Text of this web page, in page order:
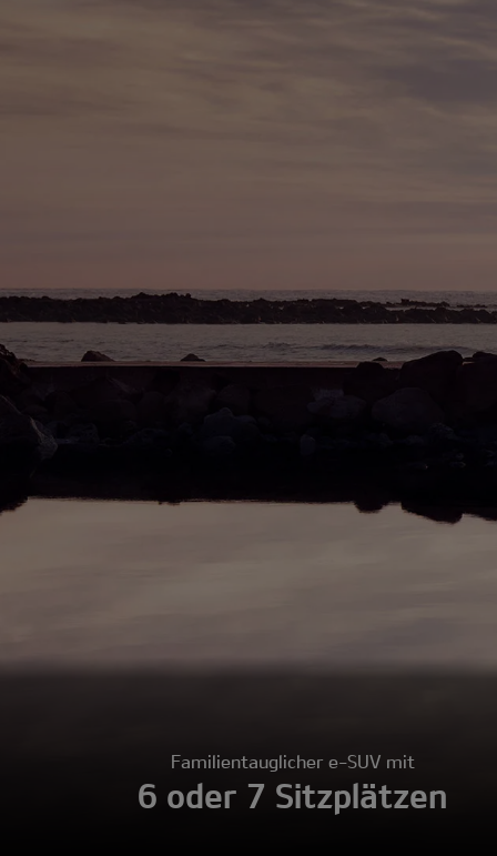
Familientauglicher e-SUV mit
6 oder 7 Sitzplätzen